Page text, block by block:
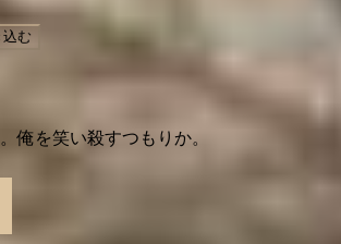
込む
俺を笑い殺すつもりか。